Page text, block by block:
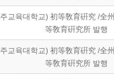
교육대학교) 初等敎育硏究 /全
等敎育硏究所 발행
교육대학교) 初等敎育硏究 /全
等敎育硏究所 발행